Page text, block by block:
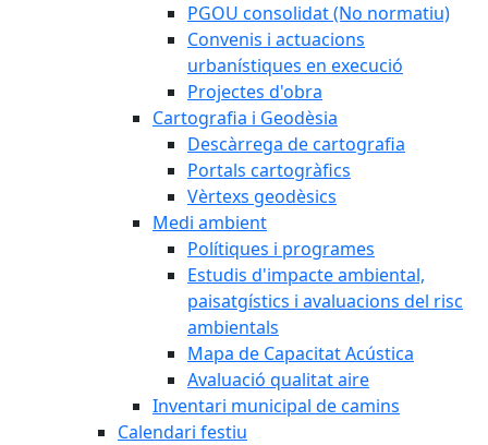
PGOU consolidat (No normatiu)
Convenis i actuacions
urbanístiques en execució
Projectes d'obra
Cartografia i Geodèsia
Descàrrega de cartografia
Portals cartogràfics
Vèrtexs geodèsics
Medi ambient
Polítiques i programes
Estudis d'impacte ambiental,
paisatgístics i avaluacions del risc
ambientals
Mapa de Capacitat Acústica
Avaluació qualitat aire
Inventari municipal de camins
Calendari festiu